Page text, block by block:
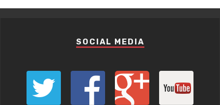
SOCIAL MEDIA